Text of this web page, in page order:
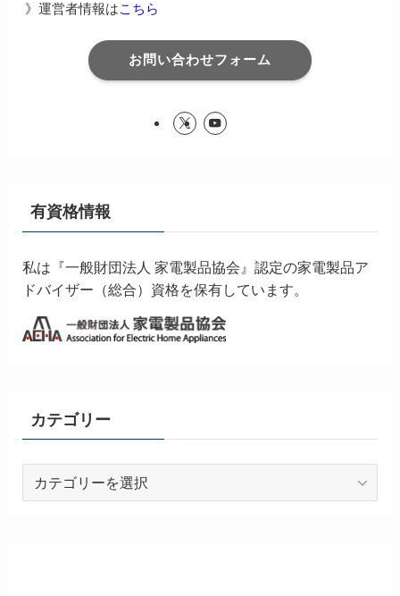
》運営者情報はこちら
お問い合わせフォーム
有資格情報
私は『一般財団法人 家電製品協会』認定の家電製品ア
ドバイザー（総合）資格を保有しています。
カテゴリー